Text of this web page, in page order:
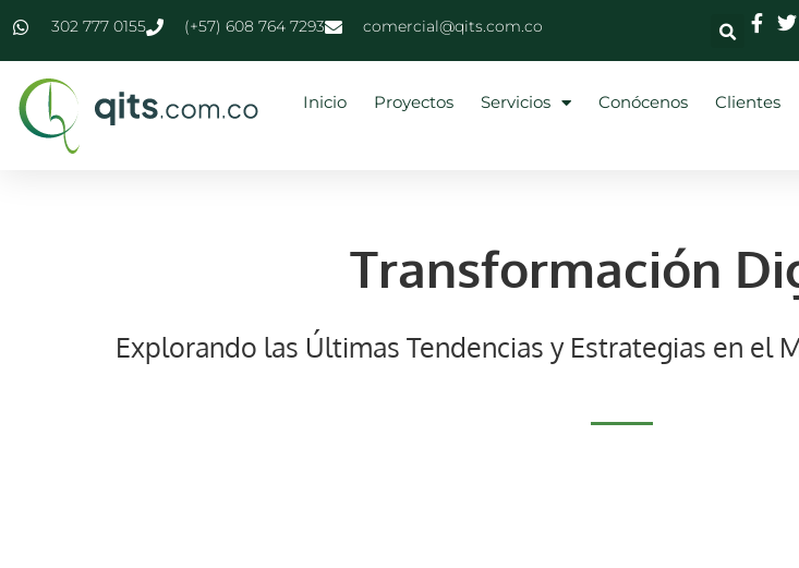
contenido302 777 0155 (+57) 608 764 7293 comercial@qits.com.co
Inicio Proyectos Servicios Conócenos Clientes
Transformación
Explorando las Últimas Tendencias y Estrategias en el